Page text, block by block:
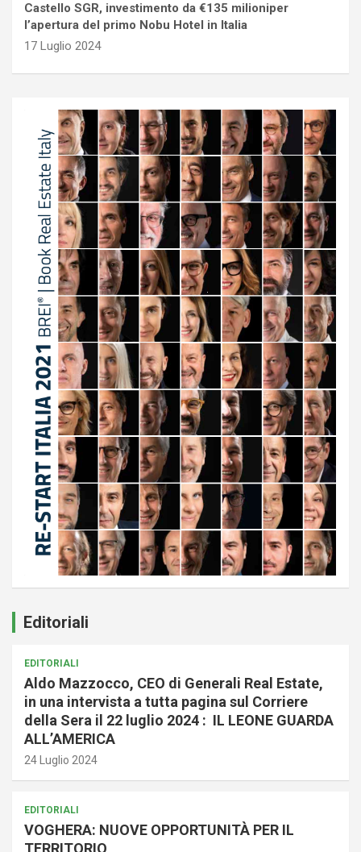
Castello SGR, investimento da €135 milioniper
l’apertura del primo Nobu Hotel in Italia
17 Luglio 2024
Editoriali
EDITORIALI
Aldo Mazzocco, CEO di Generali Real Estate,
in una intervista a tutta pagina sul Corriere
della Sera il 22 luglio 2024 : IL LEONE GUARDA
ALL’AMERICA
24 Luglio 2024
EDITORIALI
VOGHERA: NUOVE OPPORTUNITÀ PER IL
TERRITORIO